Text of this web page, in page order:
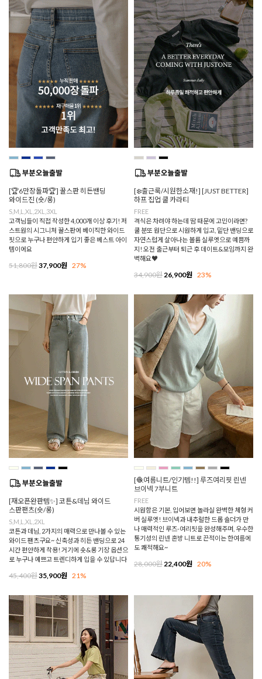
[🏆6만장돌파🏆] 꿀스판 히든밴딩
와이드진 (숏/롱)
S,M,L,XL,2XL,3XL
고객님들이 직접 작성한 4,000개 이상 후기! 저
스트원의 시그니처 꿀스판에 베이직한 와이드
핏으로 누구나 편안하게 입기 좋은 베스트 아이
템이에요
51,800원37,900원 27%
[❄️출근룩/시원한소재!] [JUST BETTER]
하프 집업 쿨 카라티
FREE
격식은 차려야 하는데 땀 때문에 고민이라면?
쿨 분또 원단으로 시원하게 입고, 밑단 밴딩으로
자연스럽게 살아나는 볼륨 실루엣으로 예쁨까
지! 오전 출근부터 퇴근 후 데이트&모임까지 완
벽해요♥
34,900원26,900원 23%
[재오픈완판템✨] 코튼&데님 와이드
스판팬츠(숏/롱)
S,M,L,XL,2XL
코튼과 데님, 2가지의 매력으로 만나볼 수 있는
와이드 팬츠구요~ 신축성과 히든 밴딩으로 24
시간 편안하게 착용! 거기에 숏&롱 기장 옵션으
로 누구나 예쁘고 트렌디하게 입을 수 있답니다
45,400원35,900원 21%
[🧶여름니트/인기템!!] 루즈여리핏 린넨
브이넥 7부니트
FREE
시원함은 기본, 입어보면 놀라실 완벽한 체형 커
버 실루엣! 브이넥과 내추럴한 드롭 숄더가 만
나 매력적인 루즈-여리핏을 완성해주며, 우수한
통기성의 린넨 혼방 니트로 끈적이는 한여름에
도 쾌적해요~
28,000원22,400원 20%